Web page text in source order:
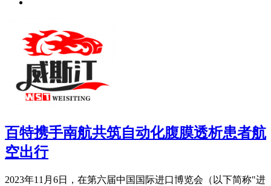
百特携手南航共筑自动化腹膜透析患者航
空出行
2023年11月6日，在第六届中国国际进口博览会（以下简称"进